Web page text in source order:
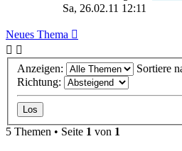
Sa, 26.02.11 12:11
Neues Thema
Anzeigen:
Sortiere
Richtung:
5 Themen • Seite 1 von 1